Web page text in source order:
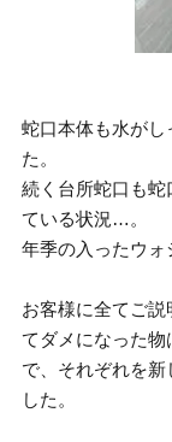
蛇口本体も水がし
た。
続く台所蛇口も
ている状況…。
年季の入ったウォ
お客様に全てご
てダメになった
で、それぞれを
した。